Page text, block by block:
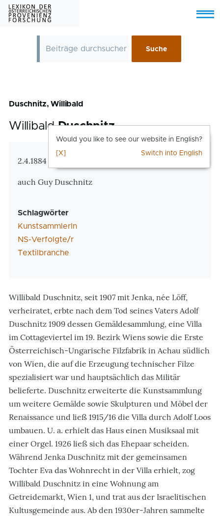
Skip to main content
Menu
Duschnitz, Willibald
WillibaldDuschnitz
Zusatzinformationen
2.4.1884 Wien – 3.7.1976 Teresopolis, Brasilien
auch Guy Duschnitz
Schlagwörter
KunstsammlerIn
NS-Verfolgte/r
Textilbranche
Willibald Duschnitz, seit 1907 mit Jenka, née Löff,
verheiratet, erbte nach dem Tod seines Vaters Adolf
Duschnitz 1909 dessen Gemäldesammlung, eine Villa
im Cottageviertel im 19. Bezirk Wiens sowie die Erste
Österreichisch-Ungarische Filzfabrik in Achau südlich
von Wien, die auf die Erzeugung technischer Filze
spezialisiert war und hauptsächlich das Militär
belieferte. Duschnitz erweiterte die Kunstsammlung
um weitere Gemälde sowie Skulpturen und Möbel der
Renaissance und ließ 1915/16 die Villa durch Adolf Loos
umbauen. U. a. erhielt das Haus einen Musiksaal mit
einer Orgel. 1926 ließ sich das Ehepaar scheiden.
Während Jenka Duschnitz mit der gemeinsamen
Tochter Eva das Wohnrecht in der Villa erhielt, zog
Willibald Duschnitz in eine Wohnung am
Getreidemarkt, Wien 1, und trat aus der Israelitischen
Kultusgemeinde aus. Ab den 1930er-Jahren sammelte
Would you like to see our website in English?
Switch into English
[X]